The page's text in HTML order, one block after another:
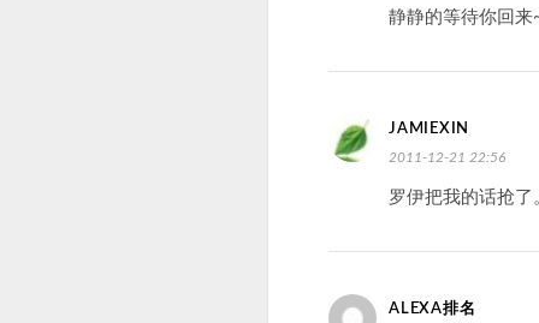
静静的等待你回来
JAMIEXIN
2011-12-21 22:56
罗伊把我的话抢了
ALEXA排名